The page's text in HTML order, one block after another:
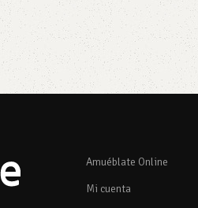
Añadir al carrito
Amuéblate Online
Mi cuenta